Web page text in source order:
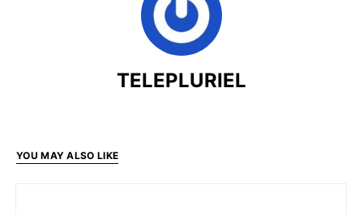
TELEPLURIEL
YOU MAY ALSO LIKE